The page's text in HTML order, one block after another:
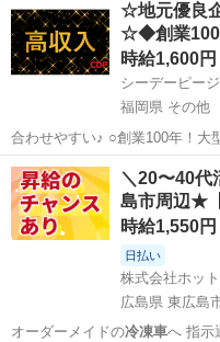
☆地元優良
☆◆創業100
時給1,600円
シーデーピー
福岡県 その他
合わせやすい♪ ○創業100年！大
業！！！♪…
福岡 その他
＼20〜40
島市周辺★
時給1,550円
日払い
株式会社ホッ
広島県 東広島
オーダーメイドの冷凍車